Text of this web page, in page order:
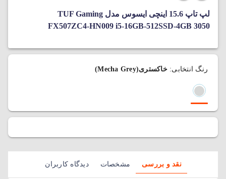
لپ‌ تاپ 15.6 اینچی ایسوس مدل TUF Gaming
FX507ZC4-HN009 i5-16GB-512SSD-4GB 3050
رنگ انتخابی:خاکستری(Mecha Grey)
نقد و بررسی مشخصات دیدگاه کاربران